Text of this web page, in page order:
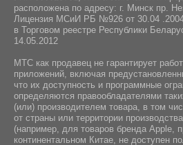
расположена по адресу: г. Минск пр.
Лицензия МСиИ РБ №926 от 30.04
в Торговом реестре Республики
14.05.2012
МТС как продавец не гарантирует
приложений, включая
что их доступность и программные
определяются правообладателями
(или) производителем товара, в том
от страны или территории
(например, для товаров бренда Apple,
континентальном Китае, не доступен